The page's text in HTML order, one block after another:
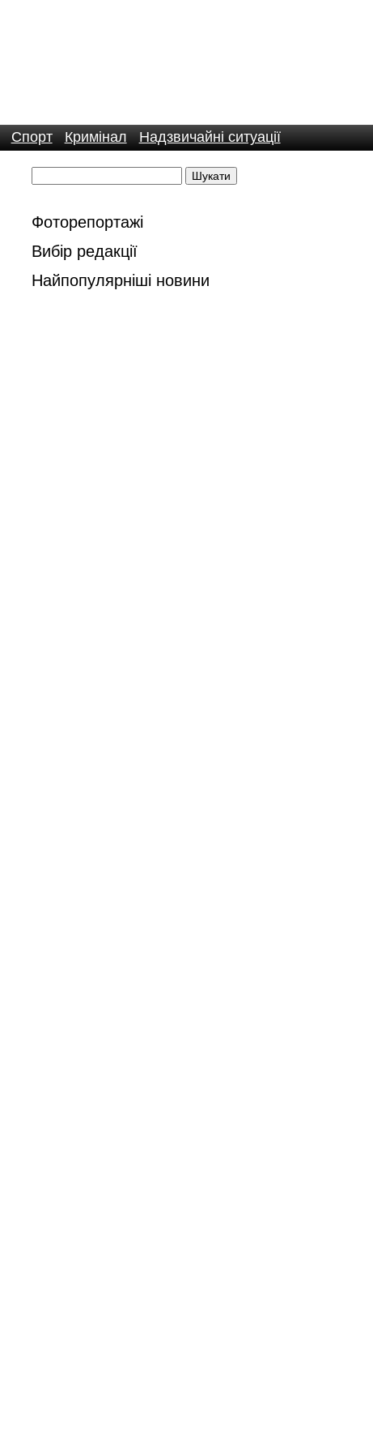
Спорт Кримінал Надзвичайні ситуації
Фоторепортажі
Вибір редакції
Найпопулярніші новини